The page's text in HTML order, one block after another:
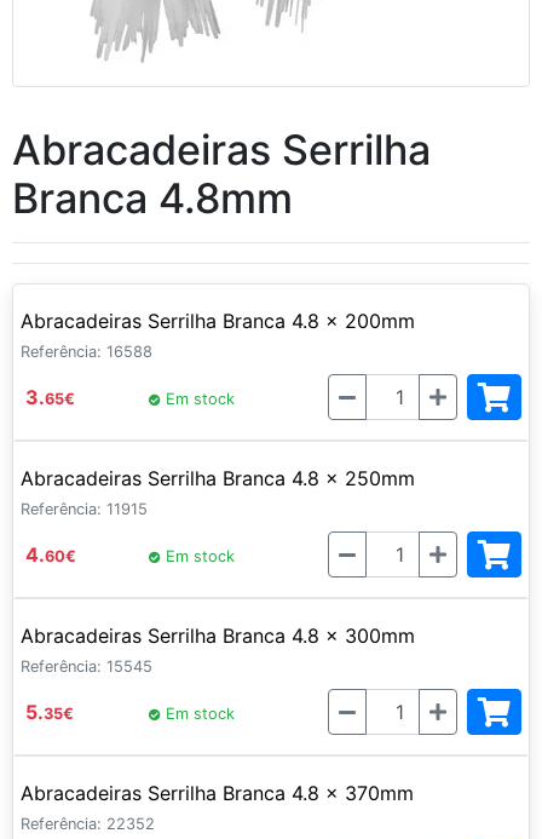
Abracadeiras Serrilha
Branca 4.8mm
Abracadeiras Serrilha Branca 4.8 x 200mm
Referência: 16588
3.65€ Em stock Quantidade
Abracadeiras Serrilha Branca 4.8 x 250mm
Referência: 11915
4.60€ Em stock Quantidade
Abracadeiras Serrilha Branca 4.8 x 300mm
Referência: 15545
5.35€ Em stock Quantidade
Abracadeiras Serrilha Branca 4.8 x 370mm
Referência: 22352